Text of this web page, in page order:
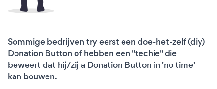
Sommige bedrijven try eerst een doe-het-zelf (diy)
Donation Button of hebben een "techie" die
beweert dat hij/zij a Donation Button in 'no time'
kan bouwen.